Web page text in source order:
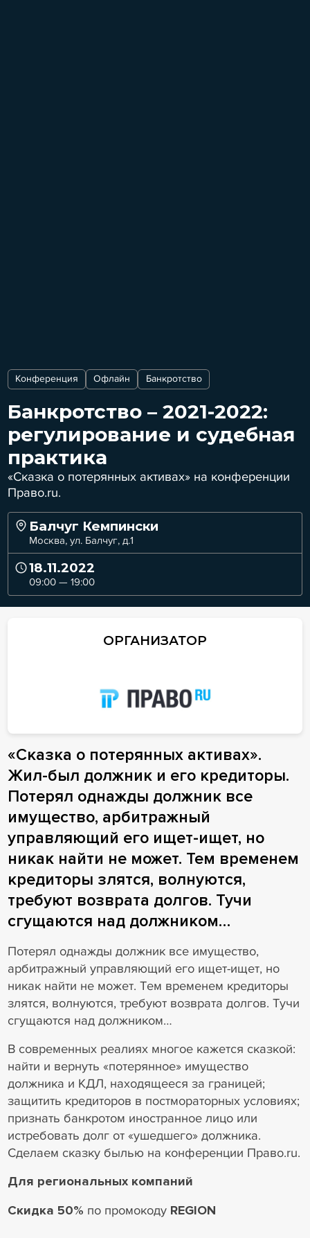
Конференция Офлайн Банкротство
Банкротство – 2021-2022:
регулирование и судебная
практика
«Сказка о потерянных активах» на конференции
Право.ru.
Балчуг Кемпински
Москва, ул. Балчуг, д.1
18.11.2022
09:00 — 19:00
ОРГАНИЗАТОР
«Сказка о потерянных активах».
Жил-был должник и его кредиторы.
Потерял однажды должник все
имущество, арбитражный
управляющий его ищет-ищет, но
никак найти не может. Тем временем
кредиторы злятся, волнуются,
требуют возврата долгов. Тучи
сгущаются над должником…
Потерял однажды должник все имущество,
арбитражный управляющий его ищет-ищет, но
никак найти не может. Тем временем кредиторы
злятся, волнуются, требуют возврата долгов. Тучи
сгущаются над должником…
В современных реалиях многое кажется сказкой:
найти и вернуть «потерянное» имущество
должника и КДЛ, находящееся за границей;
защитить кредиторов в постмораторных условиях;
признать банкротом иностранное лицо или
истребовать долг от «ушедшего» должника.
Сделаем сказку былью на конференции Право.ru.
Для региональных компаний
Скидка 50% по промокоду REGION